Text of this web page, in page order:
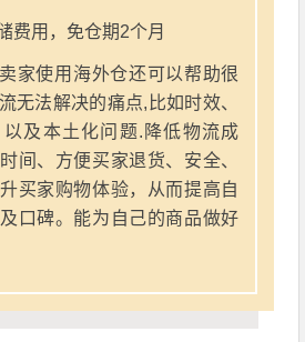
费用，免仓期2个月
家使用海外仓还可以帮助很
无法解决的痛点,比如时效、
及本土化问题.降低物流成
间、方便买家退货、安全、
买家购物体验，从而提高自
口碑。能为自己的商品做好